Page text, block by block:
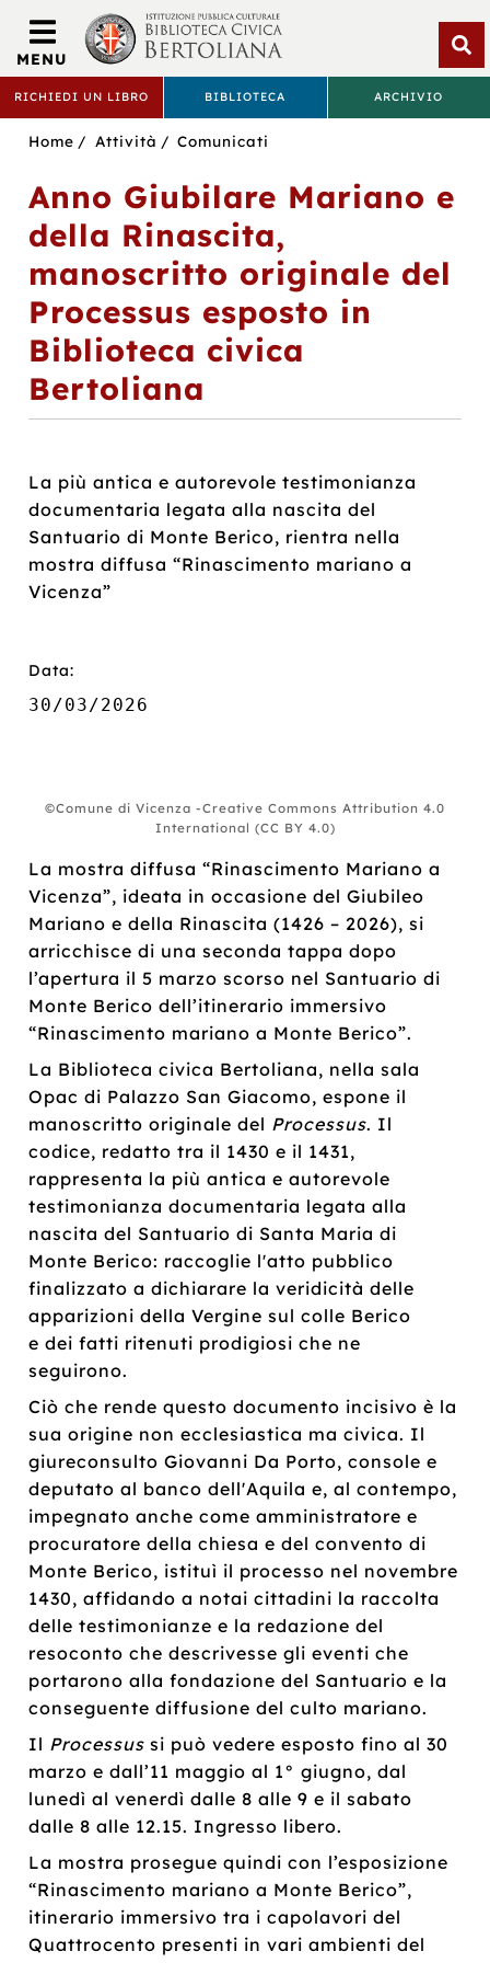
BIBLIOTECA
BERTOLIANA
RICHIEDI UN LIBRO BIBLIOTECA ARCHIVIO
MENU
Bertoliana
Sei
Home Attività Comunicati
Anno Giubilare Mariano e
della Rinascita,
manoscritto originale del
Processus esposto in
Biblioteca civica
Bertoliana
La più antica e autorevole testimonianza
documentaria legata alla nascita del
Santuario di Monte Berico, rientra nella
mostra diffusa “Rinascimento mariano a
Vicenza”
Data:
30/03/2026
©Comune di Vicenza -Creative Commons Attribution 4.0
International (CC BY 4.0)
La mostra diffusa “Rinascimento Mariano a
Vicenza”, ideata in occasione del Giubileo
Mariano e della Rinascita (1426 – 2026), si
arricchisce di una seconda tappa dopo
l’apertura il 5 marzo scorso nel Santuario di
Monte Berico dell’itinerario immersivo
“Rinascimento mariano a Monte Berico”.
La Biblioteca civica Bertoliana, nella sala
Opac di Palazzo San Giacomo, espone il
manoscritto originale del Processus. Il
codice, redatto tra il 1430 e il 1431,
rappresenta la più antica e autorevole
testimonianza documentaria legata alla
nascita del Santuario di Santa Maria di
Monte Berico: raccoglie l'atto pubblico
finalizzato a dichiarare la veridicità delle
apparizioni della Vergine sul colle Berico
e dei fatti ritenuti prodigiosi che ne
seguirono.
Ciò che rende questo documento incisivo è la
sua origine non ecclesiastica ma civica. Il
giureconsulto Giovanni Da Porto, console e
deputato al banco dell'Aquila e, al contempo,
impegnato anche come amministratore e
procuratore della chiesa e del convento di
Monte Berico, istituì il processo nel novembre
1430, affidando a notai cittadini la raccolta
delle testimonianze e la redazione del
resoconto che descrivesse gli eventi che
portarono alla fondazione del Santuario e la
conseguente diffusione del culto mariano.
Il Processus si può vedere esposto fino al 30
marzo e dall’11 maggio al 1° giugno, dal
lunedì al venerdì dalle 8 alle 9 e il sabato
dalle 8 alle 12.15. Ingresso libero.
La mostra prosegue quindi con l’esposizione
“Rinascimento mariano a Monte Berico”,
itinerario immersivo tra i capolavori del
Quattrocento presenti in vari ambienti del